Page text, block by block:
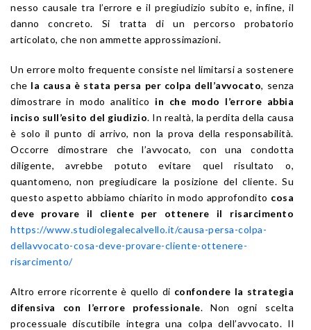
nesso causale tra l’errore e il pregiudizio subito e, infine, il
danno concreto. Si tratta di un percorso probatorio
articolato, che non ammette approssimazioni.
Un errore molto frequente consiste nel limitarsi a sostenere
che la causa è stata persa per colpa dell’avvocato, senza
dimostrare in modo analitico in che modo l’errore abbia
inciso sull’esito del giudizio. In realtà, la perdita della causa
è solo il punto di arrivo, non la prova della responsabilità.
Occorre dimostrare che l’avvocato, con una condotta
diligente, avrebbe potuto evitare quel risultato o,
quantomeno, non pregiudicare la posizione del cliente. Su
questo aspetto abbiamo chiarito in modo approfondito cosa
deve provare il cliente per ottenere il risarcimento
https://www.studiolegalecalvello.it/causa-persa-colpa-
dellavvocato-cosa-deve-provare-cliente-ottenere-
risarcimento/
Altro errore ricorrente è quello di confondere la strategia
difensiva con l’errore professionale. Non ogni scelta
processuale discutibile integra una colpa dell’avvocato. Il